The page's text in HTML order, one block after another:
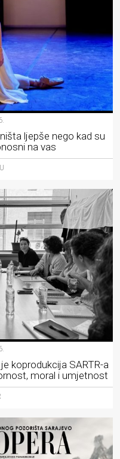
ljepše nego kad su
na vas
koprodukcija SARTR-a
moral i umjetnost